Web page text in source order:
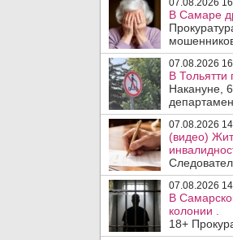
07.08.2026
В Самаре
мошенников
07.08.2026
В Тольятти
Накануне,
07.08.2026
(видео)
07.08.2026
В
колонии .
18+